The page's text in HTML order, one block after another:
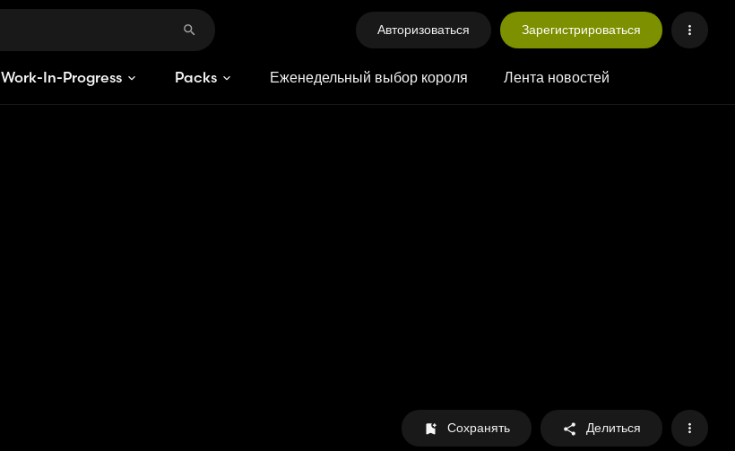
Авторизоваться Зарегистрироваться
Work-In-Progress Packs Еженедельный выбор короля Лента новостей
Сохранять Делиться